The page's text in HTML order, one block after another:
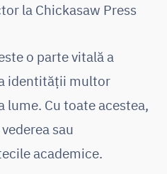
la Chickasaw Press
o parte vitală a
identității multor
Cu toate acestea,
sau
academice.